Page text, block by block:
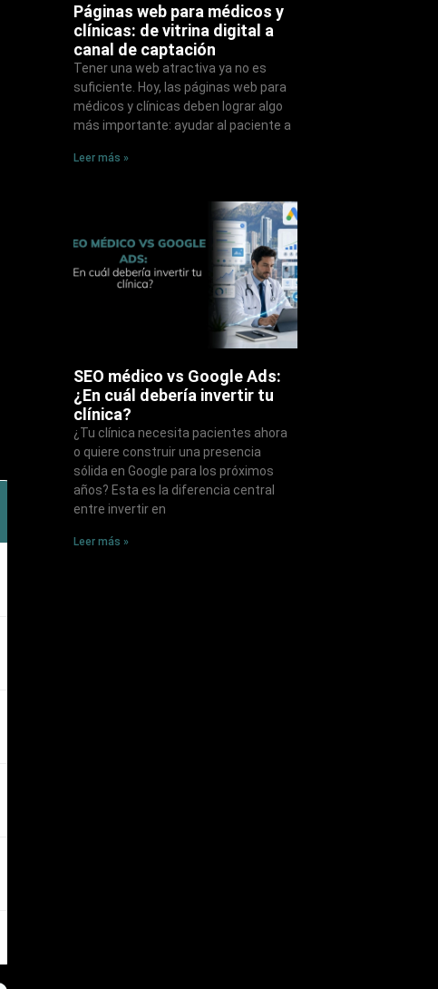
Páginas web para médicos y
clínicas: de vitrina digital a
canal de captación
Tener una web atractiva ya no es
suficiente. Hoy, las páginas web para
médicos y clínicas deben lograr algo
más importante: ayudar al paciente a
Leer más »
SEO médico vs Google Ads:
¿En cuál debería invertir tu
clínica?
¿Tu clínica necesita pacientes ahora
o quiere construir una presencia
sólida en Google para los próximos
años? Esta es la diferencia central
entre invertir en
Leer más »